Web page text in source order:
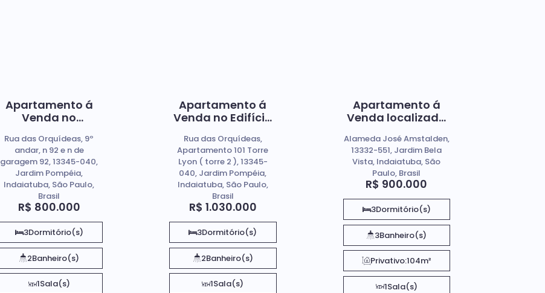
Apartamento á
Venda no
Residencial Villa
Felicità, em
Indaiatuba - Sp
R$ 800.000
Rua das Orquídeas, 9º
andar, n 92 e n de
garagem 92, 13345-040,
Jardim Pompéia,
Indaiatuba, São Paulo,
Brasil
3Dormitório(s)
2Banheiro(s)
1Sala(s)
Apartamento á
Venda no Edifício
Indaiatuba (Sp)
R$ 1.030.000
Rua das Orquídeas,
Apartamento 101 Torre
Lyon ( torre 2 ), 13345-
040, Jardim Pompéia,
Indaiatuba, São Paulo,
Brasil
3Dormitório(s)
2Banheiro(s)
1Sala(s)
Apartamento á
Venda localizado
do Parque em
Indaiatuba SP
R$ 900.000
Alameda José Amstalden,
13332-551, Jardim Bela
Vista, Indaiatuba, São
Paulo, Brasil
3Dormitório(s)
3Banheiro(s)
Privativo:104m²
1Sala(s)